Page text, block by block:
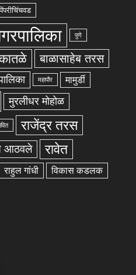
पुणे
बाळासाहेब तरस
महापौर मामुर्डी
मुरलीधर मोहोळ
राजेंद्र तरस
आठवले रावेत
राहुल गांधी विकास कडलक